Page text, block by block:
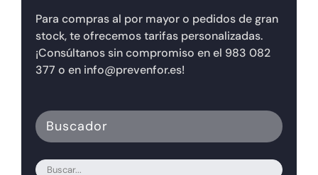
Para compras al por mayor o pedidos de gran
stock, te ofrecemos tarifas personalizadas.
¡Consúltanos sin compromiso en el 983 082
377 o en info@prevenfor.es!
Buscador